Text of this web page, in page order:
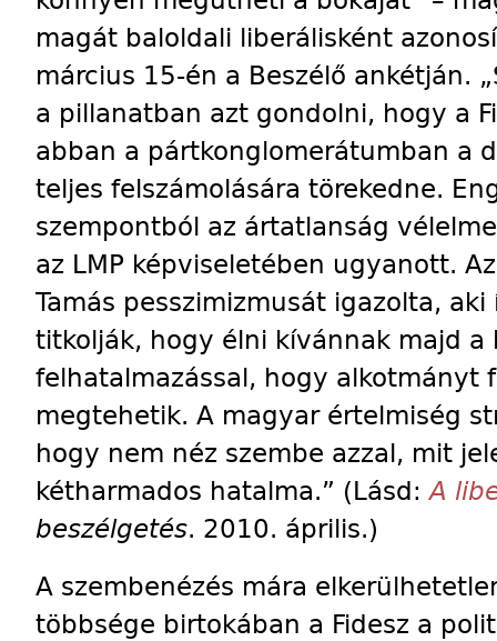
magát baloldali liberálisként
március 15-én a Beszélő ankétján.
a pillanatban azt gondolni, hogy a
abban a pártkonglomerátumban a
teljes felszámolására törekedne.
szempontból az ártatlanság
az LMP kép­viseletében ugyanott.
Tamás pesszimizmusát igazolta,
titkolják, hogy élni kívánnak majd a
felhatalmazással, hogy alkotmányt
megtehetik. A magyar értelmiség
hogy nem néz szembe azzal, mit
kétharmados hatalma.” (Lásd:A
beszélgetés. 2010. április.)
A szembenézés mára
többsége birtokában a Fidesz a